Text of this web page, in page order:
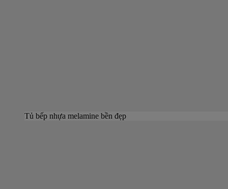
Tủ bếp nhựa melamine bền đẹp